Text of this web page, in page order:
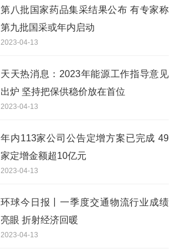
第八批国家药品集采结果公布 有专家称
第九批国采或年内启动
2023-04-13
天天热消息：2023年能源工作指导意见
出炉 坚持把保供稳价放在首位
2023-04-13
年内113家公司公告定增方案已完成 49
家定增金额超10亿元
2023-04-13
环球今日报丨一季度交通物流行业成绩
亮眼 折射经济回暖
2023-04-13